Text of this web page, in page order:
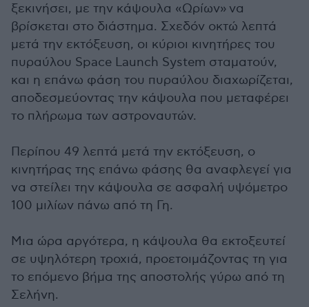
ξεκινήσει, με την κάψουλα «Ωρίων» να
βρίσκεται στο διάστημα. Σχεδόν οκτώ λεπτά
μετά την εκτόξευση, οι κύριοι κινητήρες του
πυραύλου Space Launch System σταματούν,
και η επάνω φάση του πυραύλου διαχωρίζεται,
αποδεσμεύοντας την κάψουλα που μεταφέρει
το πλήρωμα των αστροναυτών.
Περίπου 49 λεπτά μετά την εκτόξευση, ο
κινητήρας της επάνω φάσης θα αναφλεγεί για
να στείλει την κάψουλα σε ασφαλή υψόμετρο
100 μιλίων πάνω από τη Γη.
Μια ώρα αργότερα, η κάψουλα θα εκτοξευτεί
σε υψηλότερη τροχιά, προετοιμάζοντας τη για
το επόμενο βήμα της αποστολής γύρω από τη
Σελήνη.